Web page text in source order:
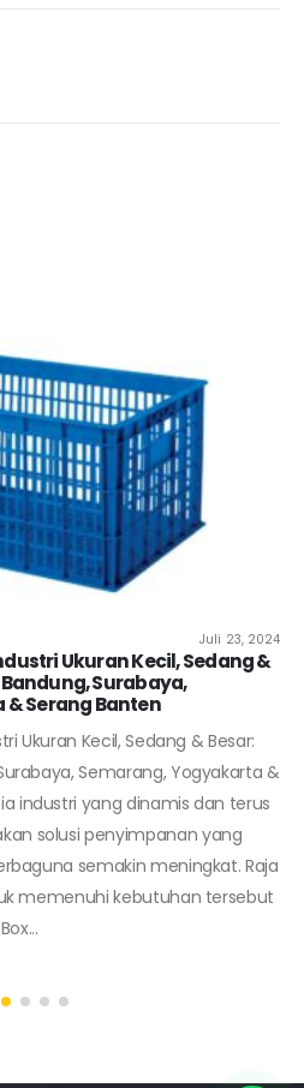
Juli 23, 2024
Ukuran Kecil, Sedang &
Surabaya,
Serang Banten
Ukuran Kecil, Sedang & Besar:
Semarang, Yogyakarta &
industri yang dinamis dan terus
solusi penyimpanan yang
semakin meningkat. Raja
memenuhi kebutuhan tersebut